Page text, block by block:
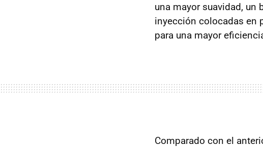
una mayor suavidad, un
inyección colocadas en
para una mayor
Comparado con el